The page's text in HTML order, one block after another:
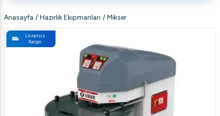
Anasayfa / Hazırlık Ekipmanları / Mikser
Ücretsiz
Kargo